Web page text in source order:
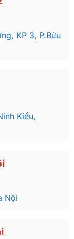
KP 3, P.Bửu
Kiều,
Nội